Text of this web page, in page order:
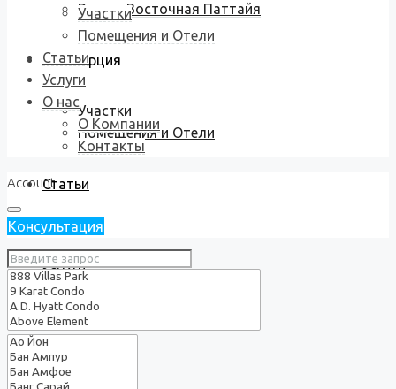
Виллы Восточная Паттайя
Коммерция
Участки
Помещения и Отели
Статьи
Услуги
О нас
Участки
Помещения и Отели
Статьи
Услуги
О нас
О Компании
Контакты
Account
Консультация